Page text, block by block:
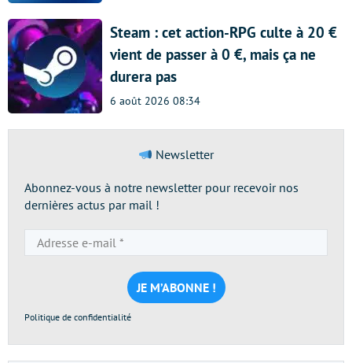
Steam : cet action-RPG culte à 20 €
vient de passer à 0 €, mais ça ne
durera pas
6 août 2026 08:34
Newsletter
Abonnez-vous à notre newsletter pour recevoir nos
dernières actus par mail !
e-
mail
*
Politique de confidentialité